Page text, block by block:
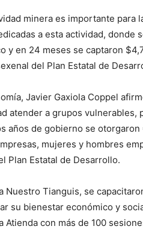
minera es importante para
a esta actividad, donde
y en 24 meses se captaron
del Plan Estatal de
Javier Gaxiola Coppel
atender a grupos
años de gobierno se
mujeres y hombres
Plan Estatal de Desarrollo.
Nuestro Tianguis, se
su bienestar económico y
Atienda con más de 100